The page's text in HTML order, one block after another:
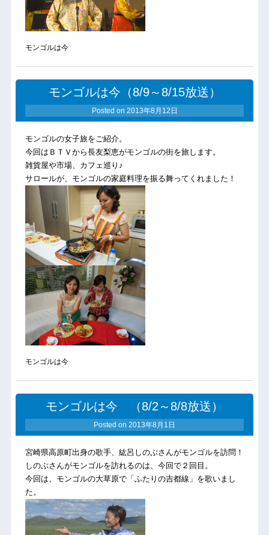
モンゴルは今
モンゴルは今（8/9～8/15放送）
Posted on 2013年8月12日
モンゴルの女子旅をご紹介。
今回はＢＴＶから長友梨恵がモンゴルの街を旅します。
雑貨屋や市場、カフェ巡り♪
サロールが、モンゴルの家庭料理を振る舞ってくれました！
モンゴルは今
モンゴルは今 （8/2～8/8放送）
Posted on 2013年8月1日
宮崎県高原町出身の歌手、紘呂しのぶさんがモンゴルを訪問！
しのぶさんがモンゴルを訪れるのは、今回で２回目。
今回は、モンゴルの大草原で「ふたりの吉都線」を歌いまし
た。